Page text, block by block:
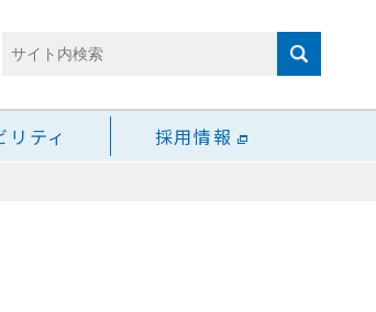
リティ 採用情報